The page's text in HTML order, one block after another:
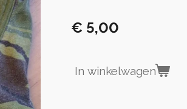
€ 5,00
In winkelwagen